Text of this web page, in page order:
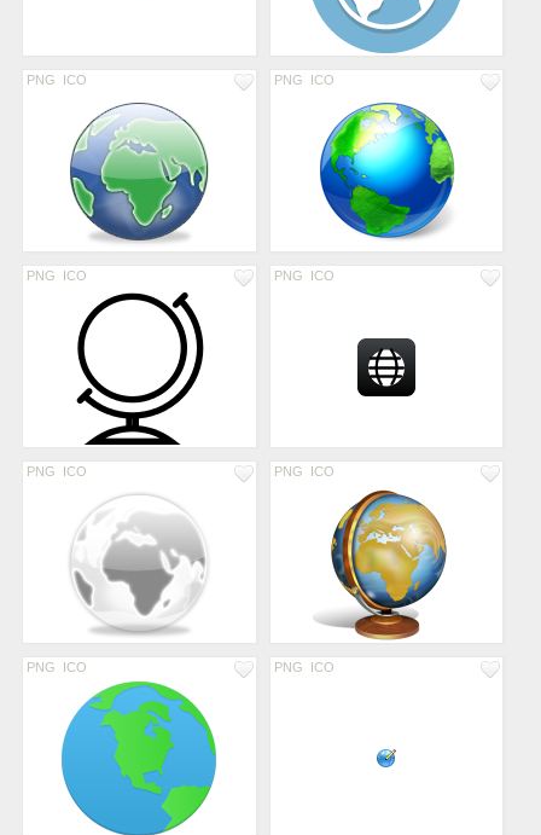
PNG ICO PNG ICO
PNG ICO PNG ICO
PNG ICO PNG ICO
PNG ICO PNG ICO